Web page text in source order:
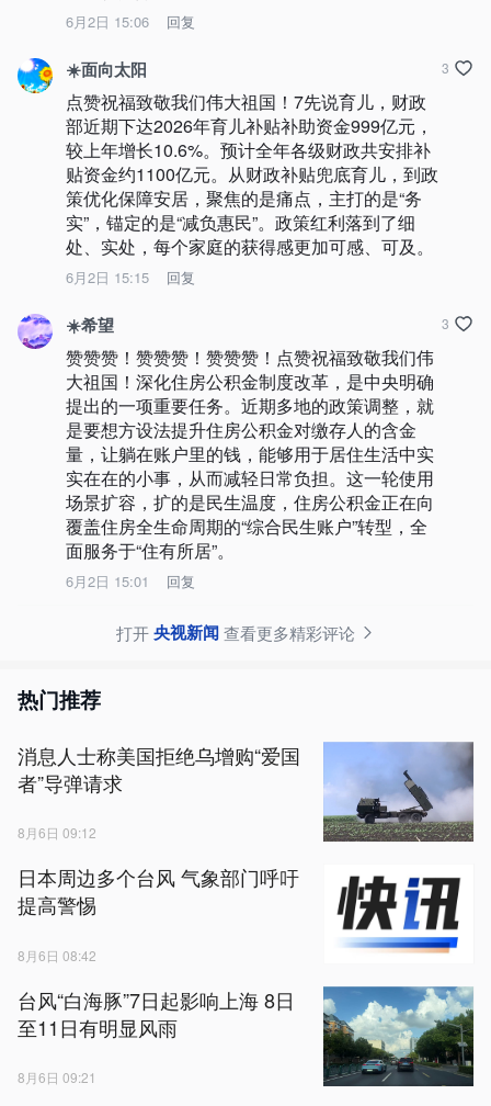
6月2日 15:06 回复
☀️面向太阳
点赞祝福致敬我们伟大祖国！7先说育儿，财政
部近期下达2026年育儿补贴补助资金999亿元，
较上年增长10.6%。预计全年各级财政共安排补
贴资金约1100亿元。从财政补贴兜底育儿，到政
策优化保障安居，聚焦的是痛点，主打的是“务
实”，锚定的是“减负惠民”。政策红利落到了细
处、实处，每个家庭的获得感更加可感、可及。
6月2日 15:15 回复
3
☀️希望
赞赞赞！赞赞赞！赞赞赞！点赞祝福致敬我们伟
大祖国！深化住房公积金制度改革，是中央明确
提出的一项重要任务。近期多地的政策调整，就
是要想方设法提升住房公积金对缴存人的含金
量，让躺在账户里的钱，能够用于居住生活中实
实在在的小事，从而减轻日常负担。这一轮使用
场景扩容，扩的是民生温度，住房公积金正在向
覆盖住房全生命周期的“综合民生账户”转型，全
面服务于“住有所居”。
6月2日 15:01 回复
3
打开央视新闻查看更多精彩评论
热门推荐
消息人士称美国拒绝乌增购“爱国
者”导弹请求
8月6日 09:12
日本周边多个台风 气象部门呼吁
提高警惕
8月6日 08:42
台风“白海豚”7日起影响上海 8日
至11日有明显风雨
8月6日 09:21